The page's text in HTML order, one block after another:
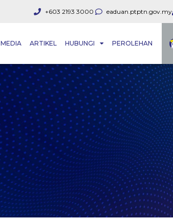
+603 2193 3000 eaduan.ptptn.gov.my
MEDIA ARTIKEL HUBUNGI PEROLEHAN